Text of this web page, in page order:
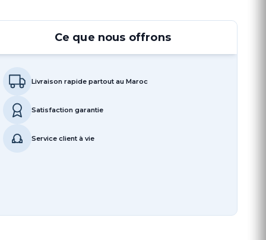
Ce que nous offrons
Livraison rapide partout au Maroc
Satisfaction garantie
Service client à vie